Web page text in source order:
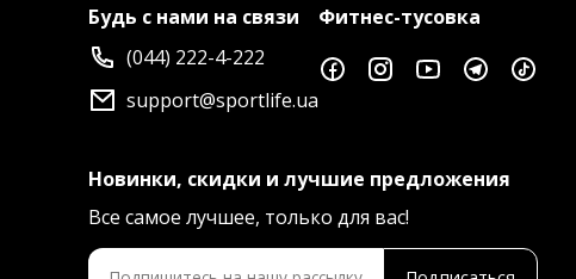
Будь с нами на связи
(044) 222-4-222
support@sportlife.ua
Фитнес-тусовка
Новинки, скидки и лучшие предложения
Все самое лучшее, только для вас!